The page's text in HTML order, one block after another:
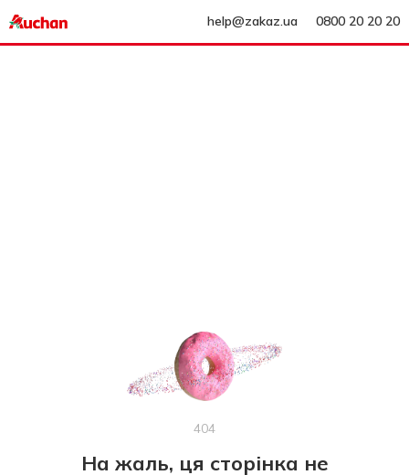
help@zakaz.ua 0800 20 20 20
404
На жаль, ця сторінка не